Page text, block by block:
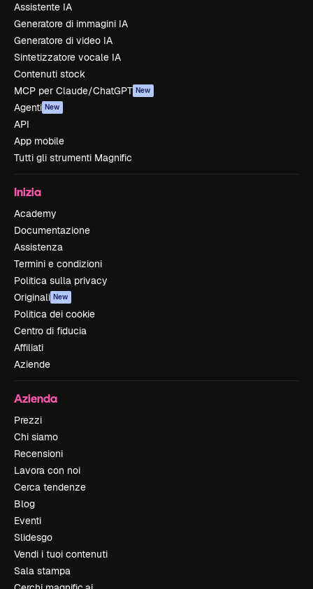
Assistente IA
Generatore di immagini IA
Generatore di video IA
Sintetizzatore vocale IA
Contenuti stock
MCP per Claude/ChatGPT New
Agenti New
API
App mobile
Tutti gli strumenti Magnific
Inizia
Academy
Documentazione
Assistenza
Termini e condizioni
Politica sulla privacy
Originali New
Politica dei cookie
Centro di fiducia
Affiliati
Aziende
Azienda
Prezzi
Chi siamo
Recensioni
Lavora con noi
Cerca tendenze
Blog
Eventi
Slidesgo
Vendi i tuoi contenuti
Sala stampa